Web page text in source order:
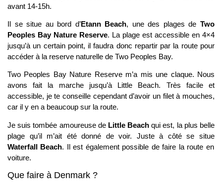
avant 14-15h.
Il se situe au bord d’Etann Beach, une des plages deTwo
Peoples Bay Nature Reserve. La plage est accessible en 4×4
jusqu’à un certain point, il faudra donc repartir par la route pour
accéder à la reserve naturelle de Two Peoples Bay.
Two Peoples Bay Nature Reserve m’a mis une claque. Nous
avons fait la marche jusqu’à Little Beach. Très facile et
accessible, je te conseille cependant d’avoir un filet à mouches,
car il y en a beaucoup sur la route.
Je suis tombée amoureuse de Little Beach qui est, la plus belle
plage qu’il m’ait été donné de voir. Juste à côté se situe
Waterfall Beach. Il est également possible de faire la route en
voiture.
Que faire à Denmark ?